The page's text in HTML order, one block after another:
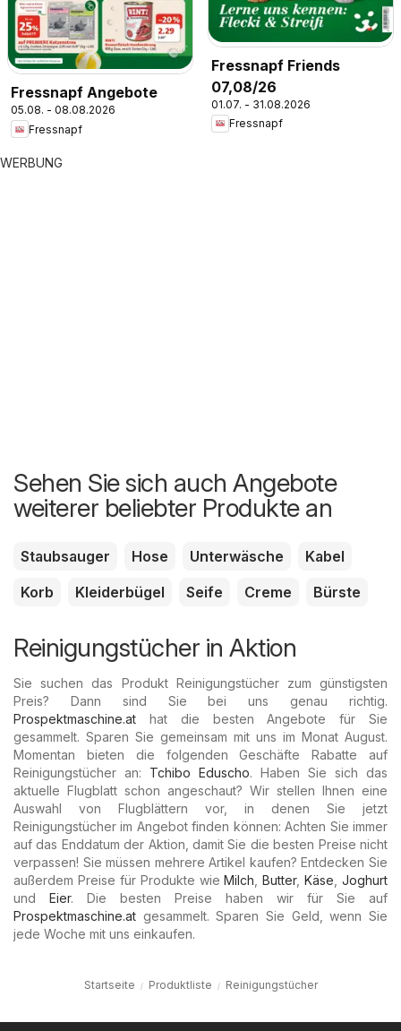
Fressnapf Angebote
05.08. - 08.08.2026
Fressnapf
Fressnapf Friends
07,08/26
01.07. - 31.08.2026
Fressnapf
WERBUNG
Sehen Sie sich auch Angebote
weiterer beliebter Produkte an
Staubsauger Hose Unterwäsche
Kabel
Korb
Kleiderbügel Seife Creme Bürste
Reinigungstücher in Aktion
Sie suchen das Produkt Reinigungstücher zum günstigsten
Preis? Dann sind Sie bei uns genau richtig.
Prospektmaschine.at hat die besten Angebote für Sie
gesammelt. Sparen Sie gemeinsam mit uns im Monat August.
Momentan bieten die folgenden Geschäfte Rabatte auf
Reinigungstücher an: Tchibo Eduscho. Haben Sie sich das
aktuelle Flugblatt schon angeschaut? Wir stellen Ihnen eine
Auswahl von Flugblättern vor, in denen Sie jetzt
Reinigungstücher im Angebot finden können: Achten Sie immer
auf das Enddatum der Aktion, damit Sie die besten Preise nicht
verpassen! Sie müssen mehrere Artikel kaufen? Entdecken Sie
außerdem Preise für Produkte wie Milch, Butter, Käse, Joghurt
und
Eier. Die besten Preise haben wir für Sie auf
Prospektmaschine.at gesammelt. Sparen Sie Geld, wenn Sie
jede Woche mit uns einkaufen.
Startseite Produktliste Reinigungstücher